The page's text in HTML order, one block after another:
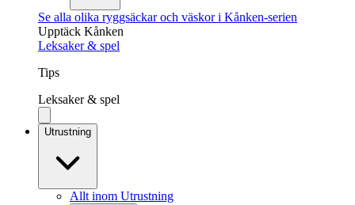
Se alla olika ryggsäckar och väskor i Kånken-serien
Upptäck Kånken
Leksaker & spel
Tips
Leksaker & spel
Utrustning
Allt inom Utrustning